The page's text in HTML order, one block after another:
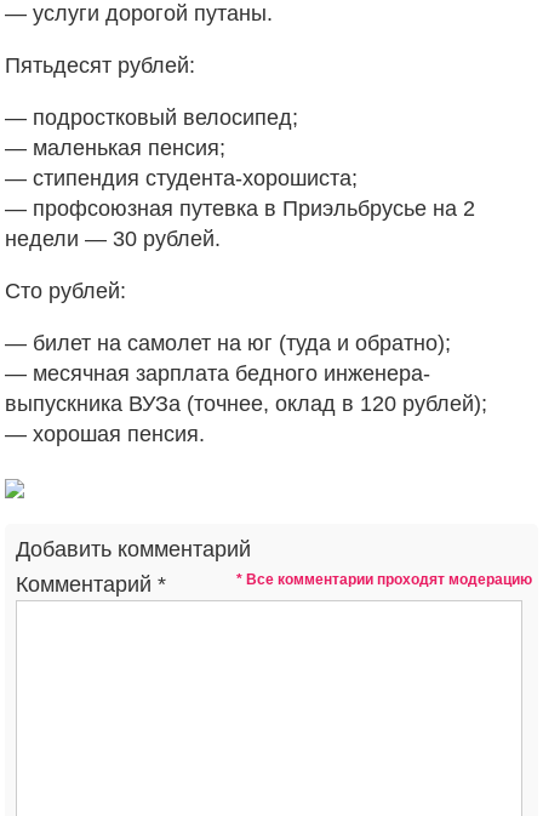
— услуги дорогой путаны.
Пятьдесят рублей:
— подростковый велосипед;
— маленькая пенсия;
— стипендия студента-хорошиста;
— профсоюзная путевка в Приэльбрусье на 2
недели — 30 рублей.
Сто рублей:
— билет на самолет на юг (туда и обратно);
— месячная зарплата бедного инженера-
выпускника ВУЗа (точнее, оклад в 120 рублей);
— хорошая пенсия.
Добавить комментарий
* Все комментарии проходят модерацию
Комментарий*